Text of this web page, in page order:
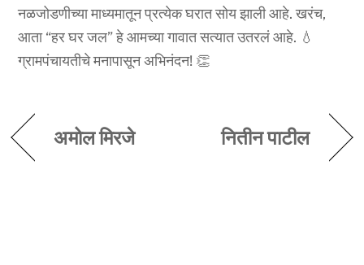
नळजोडणीच्या माध्यमातून प्रत्येक घरात सोय झाली आहे. खरंच,
आता “हर घर जल” हे आमच्या गावात सत्यात उतरलं आहे. 💧
ग्रामपंचायतीचे मनापासून अभिनंदन! 👏
अमोल मिरजे नितीन पाटील